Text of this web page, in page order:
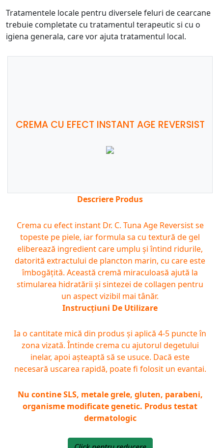
Tratamentele locale pentru diversele feluri de cearcane
trebuie completate cu tratamentul terapeutic si cu o
igiena generala, care vor ajuta tratamentul local.
CREMA CU EFECT INSTANT AGE REVERSIST
Descriere Produs
Crema cu efect instant Dr. C. Tuna Age Reversist se
topeste pe piele, iar formula sa cu textură de gel
eliberează ingredient care umplu și întind ridurile,
datorită extractului de plancton marin, cu care este
îmbogățită. Această cremă miraculoasă ajută la
stimularea hidratării și sintezei de collagen pentru
un aspect vizibil mai tânăr.
Instrucţiuni De Utilizare
Ia o cantitate mică din produs și aplică 4-5 puncte în
zona vizată. Întinde crema cu ajutorul degetului
inelar, apoi așteaptă să se usuce. Dacă este
necesară uscarea rapidă, poate fi folosit un evantai.
Nu contine SLS, metale grele, gluten, parabeni,
organisme modificate genetic. Produs testat
dermatologic